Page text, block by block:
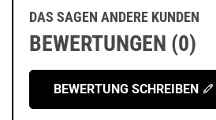
DAS SAGEN ANDERE KUNDEN
BEWERTUNGEN (0)
BEWERTUNG SCHREIBEN